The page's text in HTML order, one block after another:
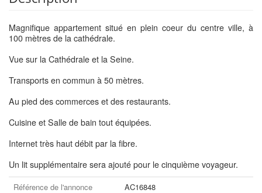
Magnifique appartement situé en plein coeur du centre ville, à
100 mètres de la cathédrale.
Vue sur la Cathédrale et la Seine.
Transports en commun à 50 mètres.
Au pied des commerces et des restaurants.
Cuisine et Salle de bain tout équipées.
Internet très haut débit par la fibre.
Un lit supplémentaire sera ajouté pour le cinquième voyageur.
Référence de l'annonce
AC16848